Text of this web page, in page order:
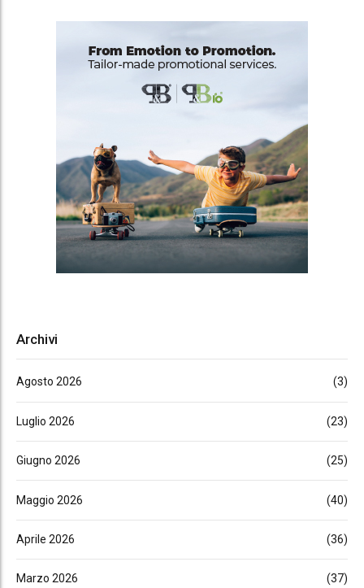
Archivi
Agosto 2026 (3)
Luglio 2026 (23)
Giugno 2026 (25)
Maggio 2026 (40)
Aprile 2026 (36)
Marzo 2026 (37)